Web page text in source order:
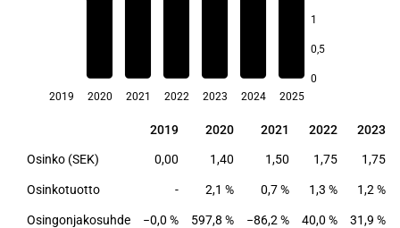
1
0,5
0
2019 2020 2021 2022 2023 2024 2025
2019 2020 2021 2022 2023
2019 2020 2021 2022 2023
Osinko (SEK) 0,00 1,40 1,50 1,75 1,75
Osinkotuotto - 2,1 % 0,7 % 1,3 % 1,2 %
Osingonjakosuhde −0,0 % 597,8 % −86,2 % 40,0 % 31,9 %